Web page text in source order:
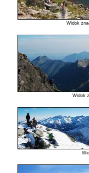
Widok
Widok